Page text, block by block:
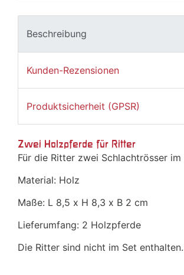
Beschreibung
Kunden-Rezensionen
Produktsicherheit (GPSR)
Zwei Holzpferde für Ritter
Für die Ritter zwei Schlachtrösser im
Material: Holz
Maße: L 8,5 x H 8,3 x B 2 cm
Lieferumfang: 2 Holzpferde
Die Ritter sind nicht im Set enthalten.